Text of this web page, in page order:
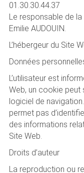
01.30.30.44.37
Le responsable de
Emilie AUDOUIN.
L’hébergeur du Site
Données
L’utilisateur est
Web, un cookie peut
logiciel de
permet pas
des informations
Site Web.
Droits d’auteur
La reproduction ou